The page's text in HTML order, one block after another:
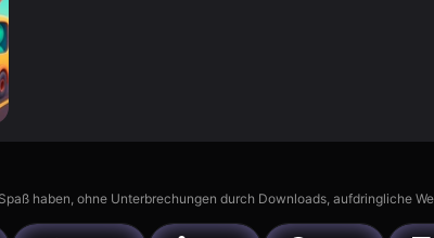
haben, ohne Unterbrechungen durch Downloads, aufdringliche